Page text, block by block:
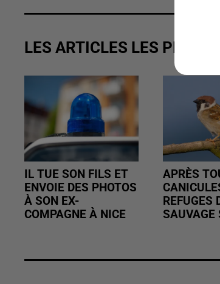
LES ARTICLES LES PLUS
IL TUE SON FILS ET
ENVOIE DES PHOTOS
À SON EX-
COMPAGNE À NICE
APRÈS
REFUGES
SAUVAGE